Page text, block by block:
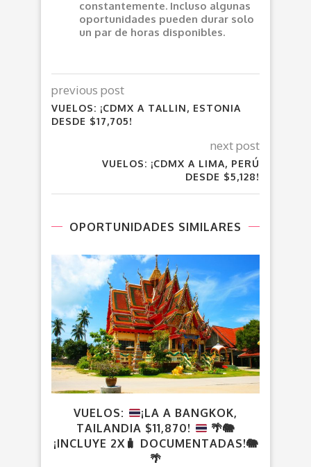
constantemente. Incluso algunas
oportunidades pueden durar solo
un par de horas disponibles.
previous post
VUELOS: ¡CDMX A TALLIN, ESTONIA
DESDE $17,705!
next post
VUELOS: ¡CDMX A LIMA, PERÚ
DESDE $5,128!
OPORTUNIDADES SIMILARES
VUELOS:
¡LA A BANGKOK,
TAILANDIA $11,870!
🌴🐘
¡INCLUYE 2X🧳 DOCUMENTADAS!🐘
🌴